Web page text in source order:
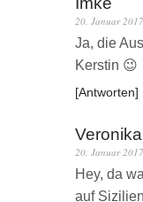
20. Januar 2017
Ja, die
Kerstin 😉
Antworten
Veronika
20. Januar 2017
Hey, da
auf